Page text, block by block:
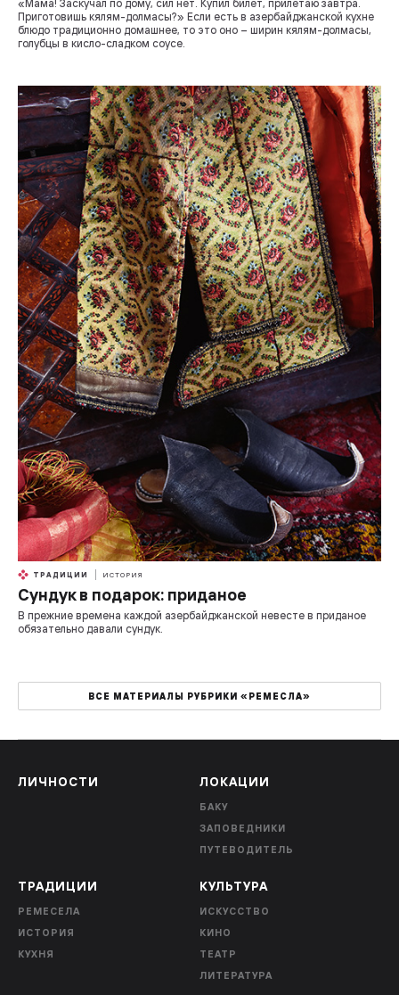
«Мама! Заскучал по дому, сил нет. Купил билет, прилетаю завтра.
Приготовишь кялям-долмасы?» Если есть в азербайджанской кухне
блюдо традиционно домашнее, то это оно – ширин кялям-долмасы,
голубцы в кисло-сладком соусе.
ТРАДИЦИИ ИСТОРИЯ
Сундук в подарок: приданое
В прежние времена каждой азербайджанской невесте в приданое
обязательно давали сундук.
ВСЕ МАТЕРИАЛЫ РУБРИКИ «РЕМЕСЛА»
ЛИЧНОСТИ ЛОКАЦИИ
БАКУ
ЗАПОВЕДНИКИ
ПУТЕВОДИТЕЛЬ
ТРАДИЦИИ
РЕМЕСЕЛА
ИСТОРИЯ
КУХНЯ
КУЛЬТУРА
ИСКУССТВО
КИНО
ТЕАТР
ЛИТЕРАТУРА